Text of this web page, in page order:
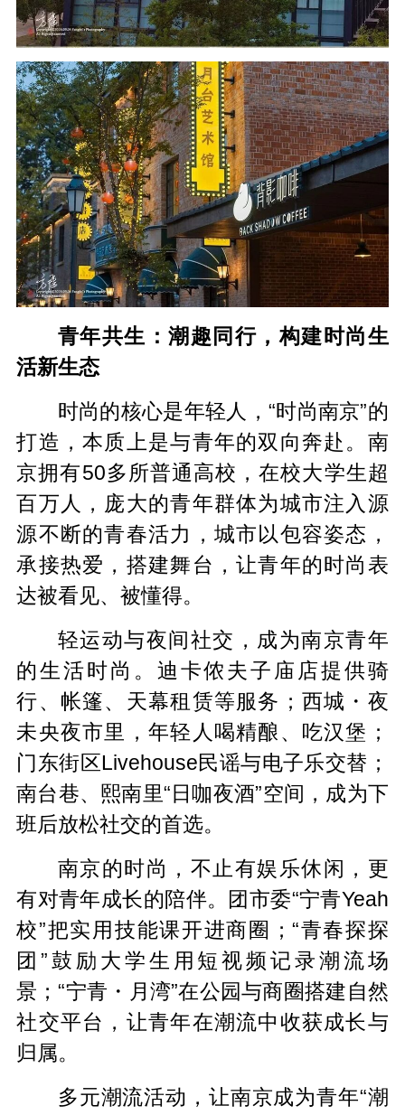
青年共生：潮趣同行，构建时尚生
活新生态
时尚的核心是年轻人，“时尚南京”的
打造，本质上是与青年的双向奔赴。南
京拥有50多所普通高校，在校大学生超
百万人，庞大的青年群体为城市注入源
源不断的青春活力，城市以包容姿态，
承接热爱，搭建舞台，让青年的时尚表
达被看见、被懂得。
轻运动与夜间社交，成为南京青年
的生活时尚。迪卡侬夫子庙店提供骑
行、帐篷、天幕租赁等服务；西城・夜
未央夜市里，年轻人喝精酿、吃汉堡；
门东街区Livehouse民谣与电子乐交替；
南台巷、熙南里“日咖夜酒”空间，成为下
班后放松社交的首选。
南京的时尚，不止有娱乐休闲，更
有对青年成长的陪伴。团市委“宁青Yeah
校”把实用技能课开进商圈；“青春探探
团”鼓励大学生用短视频记录潮流场
景；“宁青・月湾”在公园与商圈搭建自然
社交平台，让青年在潮流中收获成长与
归属。
多元潮流活动，让南京成为青年“潮